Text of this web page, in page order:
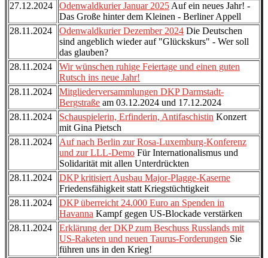
27.12.2024
Odenwaldkurier Januar 2025 Auf ein neues Jahr! -
Das Große hinter dem Kleinen - Berliner Appell
28.11.2024
Odenwaldkurier Dezember 2024 Die Deutschen
sind angeblich wieder auf "Glückskurs" - Wer soll
das glauben?
28.11.2024
Wir wünschen ruhige Feiertage und einen guten
Rutsch ins neue Jahr!
28.11.2024
Mitgliederversammlungen DKP Darmstadt-
Bergstraße am 03.12.2024 und 17.12.2024
28.11.2024
Schauspielerin, Erfinderin, Antifaschistin Konzert
mit Gina Pietsch
28.11.2024
Auf nach Berlin zur Rosa-Luxemburg-Konferenz
und zur LLL-Demo Für Internationalismus und
Solidarität mit allen Unterdrückten
28.11.2024
DKP kritisiert Ausbau Major-Plagge-Kaserne
Friedensfähigkeit statt Kriegstüchtigkeit
28.11.2024
DKP überreicht 24.000 Euro an Spenden in
Havanna Kampf gegen US-Blockade verstärken
28.11.2024
Erklärung der DKP zum Beschuss Russlands mit
US-Raketen und neuen Taurus-Forderungen Sie
führen uns in den Krieg!